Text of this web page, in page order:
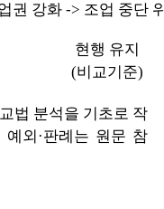
권 강화 -> 조업 중단
현행 유지
(비교기준)
법 분석을 기초로 작
외·판례는 원문 참